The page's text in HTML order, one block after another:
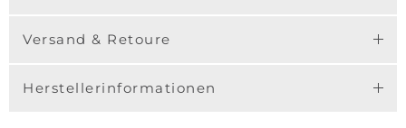
Versand & Retoure
Herstellerinformationen